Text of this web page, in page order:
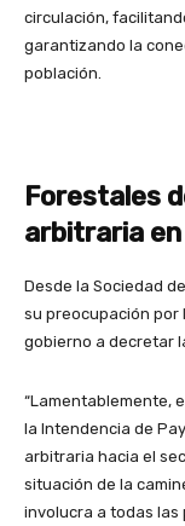
circulación,
garantizando la
población.
Forestales
arbitraria
Desde la Sociedad
su preocupación por
gobierno a decretar
“Lamentablemente,
la Intendencia de
arbitraria hacia el
situación de la
involucra a todas las